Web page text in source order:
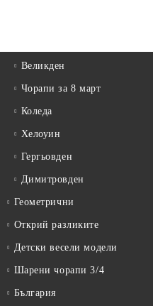
Великден
Чорапи за 8 март
Коледа
Хелоуин
Гергьовден
Димитровден
Геометрични
Открий разликите
Детски весели модели
Шарени чорапи 3/4
България